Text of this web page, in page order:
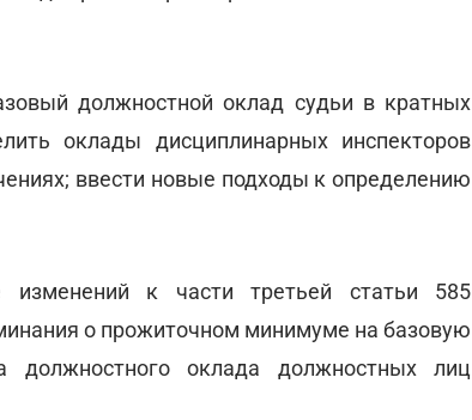
должностной оклад судьи в кратных
оклады дисциплинарных инспекторов
ввести новые подходы к определению
к части третьей статьи 585
о прожиточном минимуме на базовую
должностного оклада должностных лиц